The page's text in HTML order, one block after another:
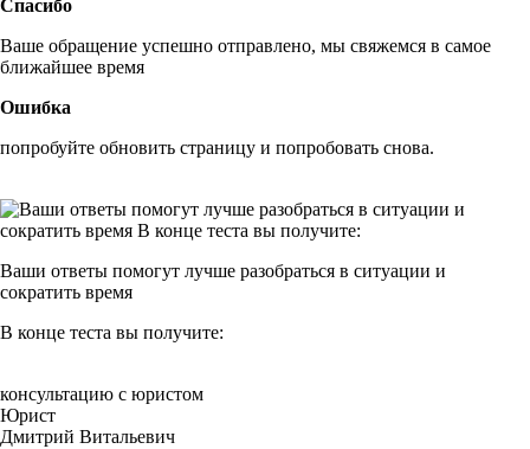
Спасибо
Ваше обращение успешно отправлено, мы свяжемся в самое
ближайшее время
Ошибка
попробуйте обновить страницу и попробовать снова.
Ваши ответы помогут лучше разобраться в ситуации и
сократить время
В конце теста вы получите:
консультацию с юристом
Юрист
Дмитрий Витальевич